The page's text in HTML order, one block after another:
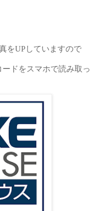
をUPしていますので
ードをスマホで読み取っ